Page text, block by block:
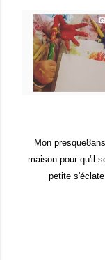
Mon
maison pour qu'il
petite